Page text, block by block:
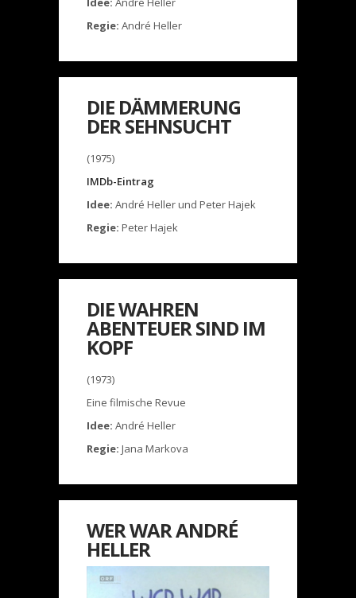
Regie: André Heller
DIE DÄMMERUNG
DER SEHNSUCHT
(1975)
IMDb-Eintrag
Idee: André Heller und Peter Hajek
Regie: Peter Hajek
DIE WAHREN
ABENTEUER SIND IM
KOPF
(1973)
Eine filmische Revue
Idee: André Heller
Regie: Jana Markova
WER WAR ANDRÉ
HELLER